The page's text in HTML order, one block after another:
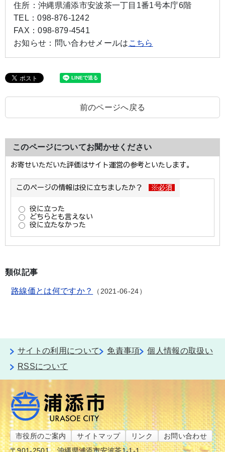
住所： 沖縄県浦添市安波茶一丁目1番1号本庁6階
TEL：098-876-1242
FAX：098-879-4541
お知らせ： 問い合わせメールは こちら
前のページへ戻る
このページについてお聞かせください
類似記事
路線価とは何ですか？ 2021-06-24
サイトの利用について 免責事項
個人情報の取扱い
RSSについて
市役所のご案内 サイトマップ リンク
お問い合わせ